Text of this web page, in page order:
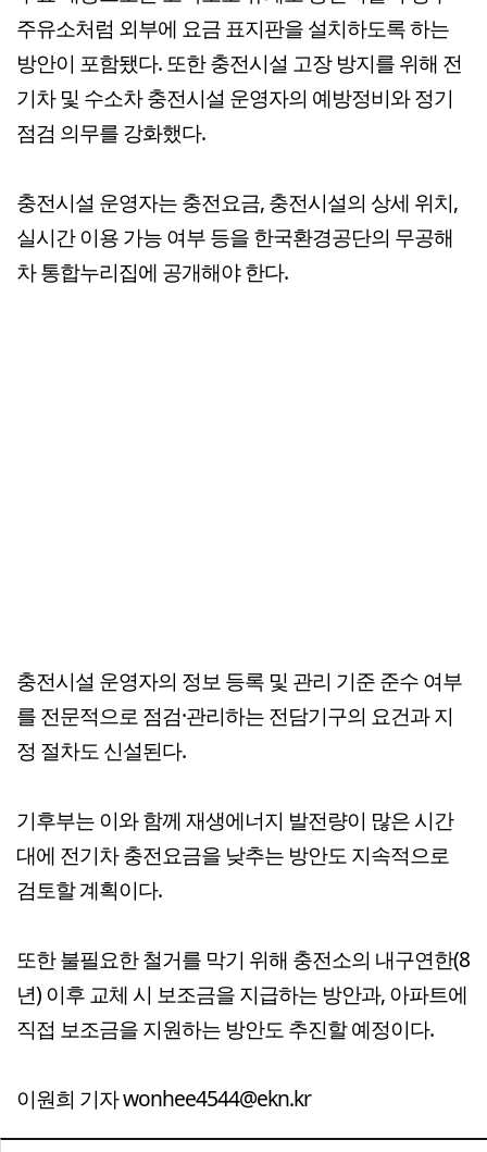
주유소처럼 외부에 요금 표지판을 설치하도록 하는
방안이 포함됐다. 또한 충전시설 고장 방지를 위해 전
기차 및 수소차 충전시설 운영자의 예방정비와 정기
점검 의무를 강화했다.
충전시설 운영자는 충전요금, 충전시설의 상세 위치,
실시간 이용 가능 여부 등을 한국환경공단의 무공해
차 통합누리집에 공개해야 한다.
충전시설 운영자의 정보 등록 및 관리 기준 준수 여부
를 전문적으로 점검·관리하는 전담기구의 요건과 지
정 절차도 신설된다.
기후부는 이와 함께 재생에너지 발전량이 많은 시간
대에 전기차 충전요금을 낮추는 방안도 지속적으로
검토할 계획이다.
또한 불필요한 철거를 막기 위해 충전소의 내구연한(8
년) 이후 교체 시 보조금을 지급하는 방안과, 아파트에
직접 보조금을 지원하는 방안도 추진할 예정이다.
이원희 기자 wonhee4544@ekn.kr